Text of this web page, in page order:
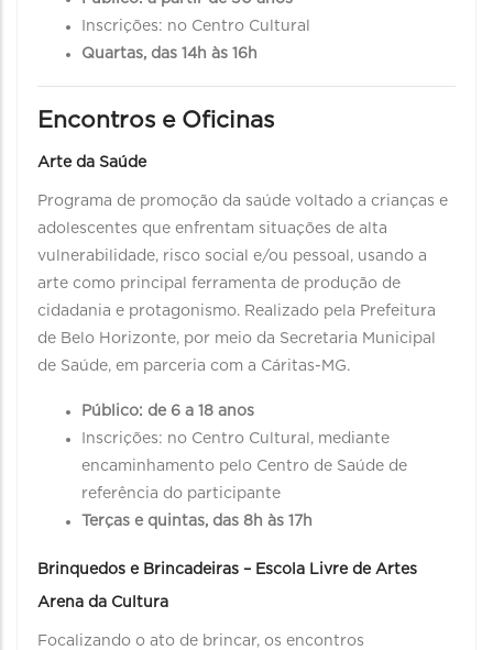
Inscrições: no Centro Cultural
Quartas, das 14h às 16h
Encontros e Oficinas
Arte da Saúde
Programa de promoção da saúde voltado a crianças e
adolescentes que enfrentam situações de alta
vulnerabilidade, risco social e/ou pessoal, usando a
arte como principal ferramenta de produção de
cidadania e protagonismo. Realizado pela Prefeitura
de Belo Horizonte, por meio da Secretaria Municipal
de Saúde, em parceria com a Cáritas-MG.
Público: de 6 a 18 anos
Inscrições: no Centro Cultural, mediante
encaminhamento pelo Centro de Saúde de
referência do participante
Terças e quintas, das 8h às 17h
Brinquedos e Brincadeiras – Escola Livre de Artes
Arena da Cultura
Focalizando o ato de brincar, os encontros